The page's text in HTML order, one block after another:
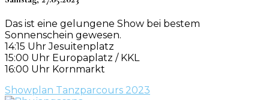
Das ist eine gelungene Show bei bestem
Sonnenschein gewesen.
14:15 Uhr Jesuitenplatz
15:00 Uhr Europaplatz / KKL
16:00 Uhr Kornmarkt
Showplan Tanzparcours 2023